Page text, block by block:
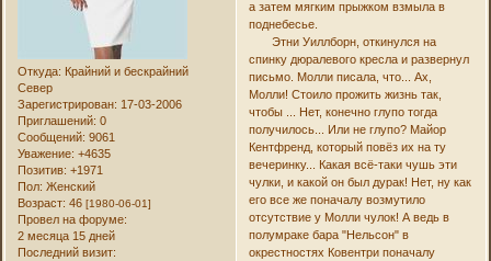
Откуда: Крайний и бескрайний
Север
Зарегистрирован: 17-03-2006
Приглашений: 0
Сообщений: 9061
Уважение: +4635
Позитив: +1971
Пол: Женский
Возраст: 46[1980-06-01]
Провел на форуме:
2 месяца 15 дней
Последний визит:
а затем мягким прыжком взмыла в
поднебесье.
Этни Уиллборн, откинулся на
спинку дюралевого кресла и развернул
письмо. Молли писала, что... Ах,
Молли! Стоило прожить жизнь так,
чтобы ... Нет, конечно глупо тогда
получилось... Или не глупо? Майор
Кентфренд, который повёз их на ту
вечеринку... Какая всё-таки чушь эти
чулки, и какой он был дурак! Нет, ну как
его все же поначалу возмутило
отсутствие у Молли чулок! А ведь в
полумраке бара "Нельсон" в
окрестностях Ковентри поначалу